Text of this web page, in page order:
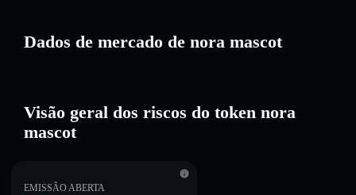
Dados de mercado de nora mascot
Visão geral dos riscos do token nora
mascot
EMISSÃO ABERTA